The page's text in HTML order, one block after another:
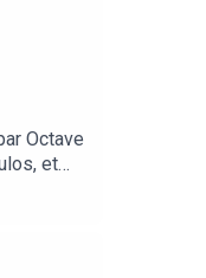
Octave
et